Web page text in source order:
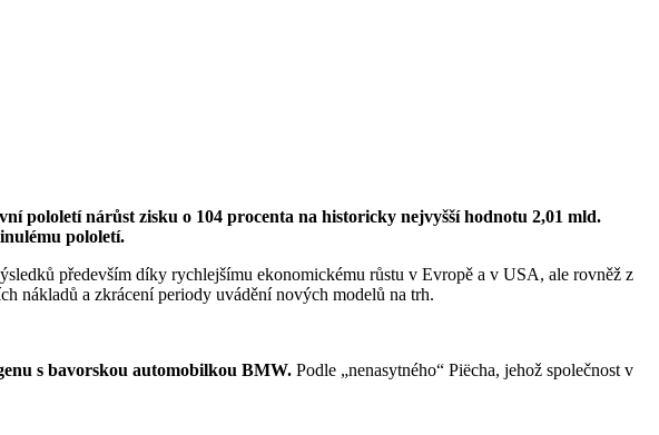
pololetí nárůst zisku o 104 procenta na historicky nejvyšší hodnotu 2,01 mld.
pololetí.
především díky rychlejšímu ekonomickému růstu v Evropě a v USA, ale rovněž z
nákladů a zkrácení periody uvádění nových modelů na trh.
s bavorskou automobilkou BMW. Podle „nenasytného“ Piëcha, jehož společnost v